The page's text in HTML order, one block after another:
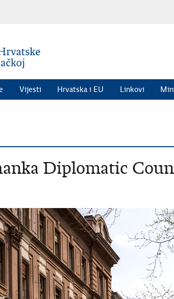
Vijesti Hrvatska i EU Linkovi
Diplomatic